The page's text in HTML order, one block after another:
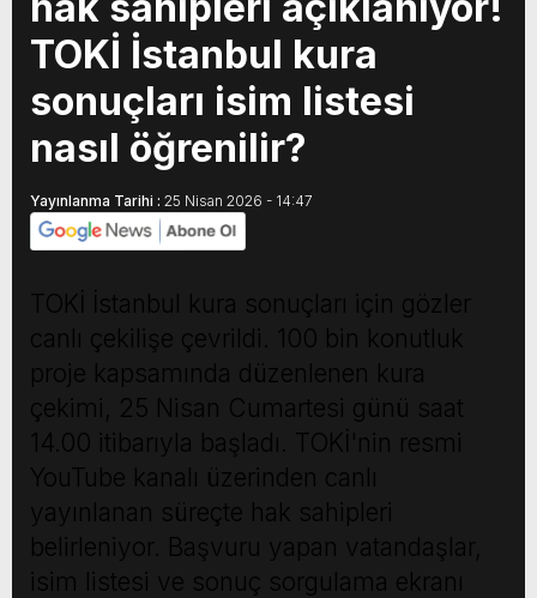
TOKİ İstanbul kura
sonuçları isim listesi
nasıl öğrenilir?
Yayınlanma Tarihi : 25 Nisan 2026 - 14:47
TOKİ İstanbul kura sonuçları için gözler
canlı çekilişe çevrildi. 100 bin konutluk
proje kapsamında düzenlenen kura
çekimi, 25 Nisan Cumartesi günü saat
14.00 itibarıyla başladı. TOKİ'nin resmi
YouTube kanalı üzerinden canlı
yayınlanan süreçte hak sahipleri
belirleniyor. Başvuru yapan vatandaşlar,
isim listesi ve sonuç sorgulama ekranı